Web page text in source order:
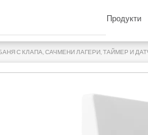
Продукти
С КЛАПА, САЧМЕНИ ЛАГЕРИ, ТАЙМЕР И